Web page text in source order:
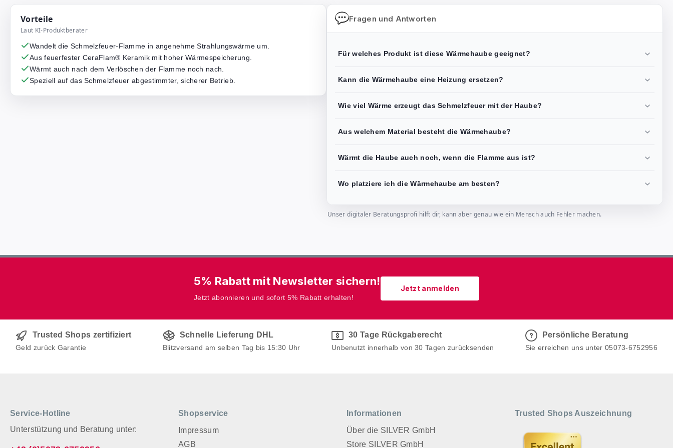
Vorteile
Laut KI-Produktberater
Wandelt die Schmelzfeuer-Flamme in angenehme Strahlungswärme um.
Aus feuerfester CeraFlam® Keramik mit hoher Wärmespeicherung.
Wärmt auch nach dem Verlöschen der Flamme noch nach.
Speziell auf das Schmelzfeuer abgestimmter, sicherer Betrieb.
Fragen und Antworten
Für welches Produkt ist diese Wärmehaube geeignet?
Kann die Wärmehaube eine Heizung ersetzen?
Wie viel Wärme erzeugt das Schmelzfeuer mit der Haube?
Aus welchem Material besteht die Wärmehaube?
Wärmt die Haube auch noch, wenn die Flamme aus ist?
Wo platziere ich die Wärmehaube am besten?
Unser digitaler Beratungsprofi hilft dir, kann aber genau wie ein Mensch auch Fehler machen.
5% Rabatt mit Newsletter sichern!
Jetzt abonnieren und sofort 5% Rabatt erhalten!
Jetzt anmelden
Trusted Shops zertifiziert
Geld zurück Garantie
Schnelle Lieferung DHL
Blitzversand am selben Tag bis 15:30 Uhr
30 Tage Rückgaberecht
Unbenutzt innerhalb von 30 Tagen zurücksenden
Persönliche Beratung
Sie erreichen uns unter 05073-6752956
Service-Hotline
Unterstützung und Beratung unter:
Shopservice
Impressum
AGB
Informationen
Über die SILVER GmbH
Store SILVER GmbH
Trusted Shops Auszeichnung